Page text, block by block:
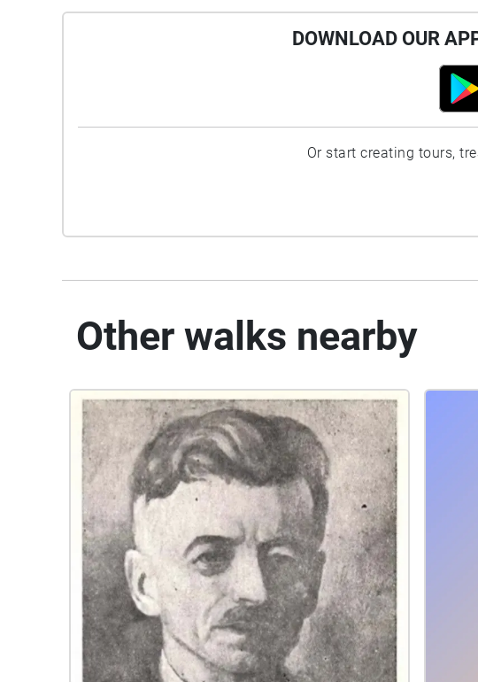
DOWNLOAD OUR
Or start creating tours,
Other walks nearby